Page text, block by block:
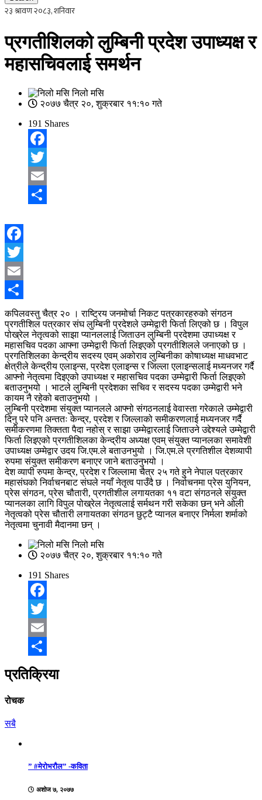
प्रगतीशिलको लुम्बिनी प्रदेश उपाध्यक्ष र
महासचिवलाई समर्थन
निलो मसि
२०७७ चैत्र २०, शुक्रबार ११:१० गते
191 Shares
Facebook
Twitter
Email
Facebook
Twitter
Email
Share
कपिलवस्तु चैत्र २० । राष्ट्रिय जनमोर्चा निकट पत्रकारहरुको संगठन
प्रगतीशिल पत्रकार संघ लुम्बिनी प्रदेशले उम्मेद्वारी फिर्ता लिएको छ । विपुल
पोख्रेल नेतृत्वको साझा प्यानललाई जिताउन लुम्बिनी प्रदेशमा उपाध्यक्ष र
महासचिव पदका आफ्ना उम्मेद्वारी फिर्ता लिइएको प्रगतीशिलले जनाएको छ ।
प्रगतिशिलका केन्द्रीय सदस्य एवम् अकोराव लुम्बिनीका कोषाध्यक्ष माधवभाट
क्षेत्रीले केन्द्रीय एलाइन्स, प्रदेश एलाइन्स र जिल्ला एलाइन्सलाई मध्यनजर गर्दै
आफ्नो नेतृत्वमा दिइएको उपाध्यक्ष र महासचिव पदका उम्मेद्वारी फिर्ता लिइएको
बताउनुभयो । भाटले लुम्बिनी प्रदेशका सचिव र सदस्य पदका उम्मेद्वारी भने
कायम नै रहेको बताउनुभयो ।
लुम्बिनी प्रदेशमा संयुक्त प्यानलले आफ्नो संगठनलाई वेवास्ता गरेकाले उम्मेद्वारी
दिनु परे पनि अन्ततः केन्द्र, प्रदेश र जिल्लाको समीकरणलाई मध्यनजर गर्दै
समीकरणमा तिक्तता पैदा नहोस् र साझा उम्मेद्वारलाई जिताउने उद्देश्यले उम्मेद्वारी
फिर्ता लिइएको प्रगतीशिलका केन्द्रीय अध्यक्ष एवम् संयुक्त प्यानलका समावेशी
उपाध्यक्ष उम्मेद्वार उदय जि.एम.ले बताउनभुयो । जि.एम.ले प्रगतिशील देशव्यापी
रुपमा संयुक्त समीकरण बनाएर जाने बताउनुभयो ।
देश व्यापी रुपमा केन्द्र, प्रदेश र जिल्लामा चैत्र २५ गते हुने नेपाल पत्रकार
महासंघको निर्वाचनबाट संघले नयाँ नेतृत्व पाउँदै छ । निर्वाचनमा प्रेस युनियन,
प्रेस संगठन, प्रेस चौतारी, प्रगतीशील लगायतका ११ वटा संगठनले संयुक्त
प्यानलका लागि विपुल पोख्रेल नेतृत्वलाई सर्मथन गरी सकेका छन् भने ओली
नेतृत्वको प्रेस चौतारी लगायतका संगठन छुट्टै प्यानल बनाएर निर्मला शर्माको
नेतृत्वमा चुनावी मैदानमा छन् ।
निलो मसि
२०७७ चैत्र २०, शुक्रबार ११:१० गते
191 Shares
Facebook
Twitter
Email
Share
प्रतिक्रिया
रोचक
सबै
” #मेरोभरौल” -कविता
अशोज ७, २०७७